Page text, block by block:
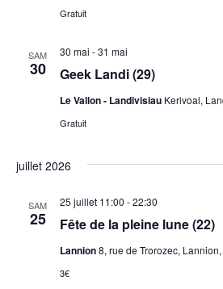
Gratuit
SAM
30 Geek Landi (29)
30 mai -31 mai
Le Vallon - Landivisiau Kerivoal,
Gratuit
juillet 2026
SAM
25 Fête de la pleine lune (22)
25 juillet 11:00 -22:30
Lannion8, rue de Trorozec,
3€